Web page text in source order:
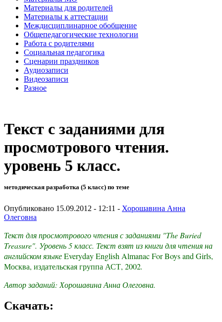
Материалы для родителей
Материалы к аттестации
Междисциплинарное обобщение
Общепедагогические технологии
Работа с родителями
Социальная педагогика
Сценарии праздников
Аудиозаписи
Видеозаписи
Разное
Текст с заданиями для
просмотрового чтения.
уровень 5 класс.
методическая разработка (5 класс) по теме
Опубликовано 15.09.2012 - 12:11 - Хорошавина Анна
Олеговна
Текст для просмотрового чтения с заданиями "The Buried
Treasure". Уровень 5 класс. Текст взят из книги для чтения на
английском языкеEveryday English Almanac For Boys and Girls,
Москва, издательская группа АСТ, 2002.
Автор заданий: Хорошавина Анна Олеговна.
Скачать: